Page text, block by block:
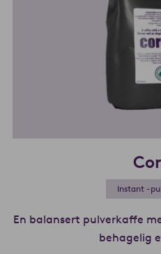
Instant -
En balansert pulverkaffe
behagelig